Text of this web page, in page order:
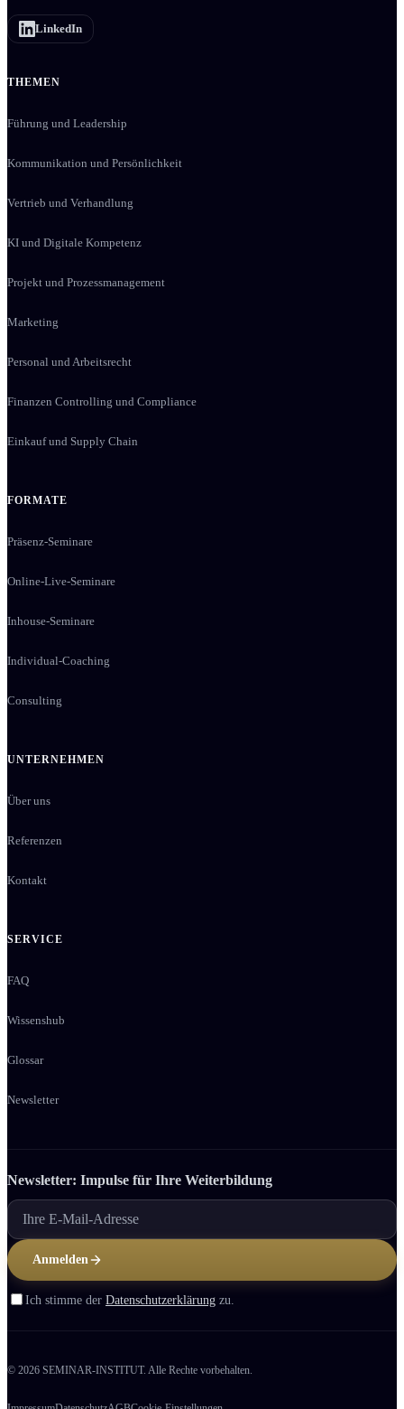
LinkedIn
THEMEN
Führung und Leadership
Kommunikation und Persönlichkeit
Vertrieb und Verhandlung
KI und Digitale Kompetenz
Projekt und Prozessmanagement
Marketing
Personal und Arbeitsrecht
Finanzen Controlling und Compliance
Einkauf und Supply Chain
FORMATE
Präsenz-Seminare
Online-Live-Seminare
Inhouse-Seminare
Individual-Coaching
Consulting
UNTERNEHMEN
Über uns
Referenzen
Kontakt
SERVICE
FAQ
Wissenshub
Glossar
Newsletter
Newsletter: Impulse für Ihre Weiter­bildung
Anmelden
Ich stimme der Datenschutzerklärung zu.
© 2026 SEMINAR-INSTITUT. Alle Rechte vorbehalten.